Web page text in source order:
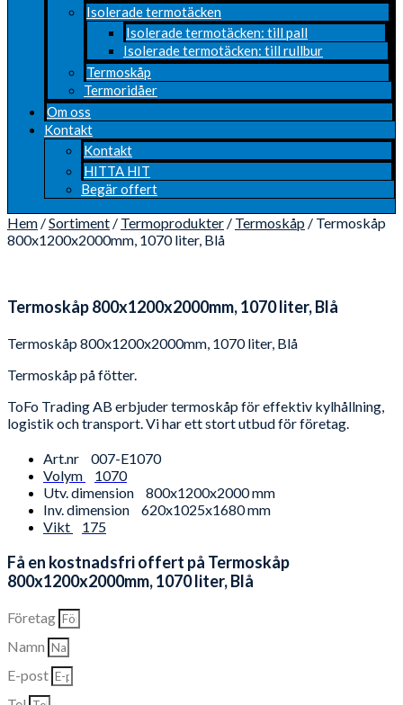
Isolerade termotäcken
Isolerade termotäcken: till pall
Isolerade termotäcken: till rullbur
Termoskåp
Termoridåer
Om oss
Kontakt
Kontakt
HITTA HIT
Begär offert
Hem /Sortiment / Termoprodukter / Termoskåp / Termoskåp
800x1200x2000mm, 1070 liter, Blå
Termoskåp 800x1200x2000mm, 1070 liter, Blå
Termoskåp 800x1200x2000mm, 1070 liter, Blå
Termoskåp på fötter.
ToFo Trading AB erbjuder termoskåp för effektiv kylhållning,
logistik och transport. Vi har ett stort utbud för företag.
Art.nr
007-E1070
Volym
1070
Utv. dimension
800x1200x2000 mm
Inv. dimension
620x1025x1680 mm
Vikt
175
Få en kostnadsfri offert på Termoskåp
800x1200x2000mm, 1070 liter, Blå
Företag
Namn
E-post